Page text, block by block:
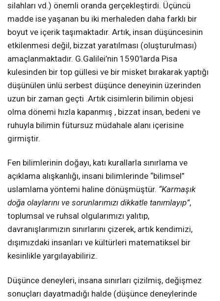
silahları vd.) önemli oranda gerçekleştirdi. Üçüncü
madde ise yaşanan bu iki merhaleden daha farklı bir
boyut ve içerik taşımaktadır. Artık, insan düşüncesinin
etkilenmesi değil, bizzat yaratılması (oluşturulması)
amaçlanmaktadır. G.Galilei’nin 1590’larda Pisa
kulesinden bir top güllesi ve bir misket bırakarak yaptığı
düşünülen ünlü serbest düşünce deneyinin üzerinden
uzun bir zaman geçti .Artık cisimlerin bilimin objesi
olma dönemi hızla kapanmış , bizzat insan, bedeni ve
ruhuyla bilimin fütursuz müdahale alanı içerisine
girmiştir.
Fen bilimlerinin doğayı, katı kurallarla sınırlama ve
açıklama alışkanlığı, insani bilimlerinde “bilimsel”
uslamlama yöntemi haline dönüşmüştür. “Karmaşık
doğa olaylarını ve sorunlarımızı dikkatle tanımlayıp”,
toplumsal ve ruhsal olgularımızı yalıtıp,
davranışlarımızın sınırlarını çizerek, artık kendimizi,
dışımızdaki insanları ve kültürleri matematiksel bir
kesinlikle yargılayabiliriz.
Düşünce deneyleri, insana sınırları çizilmiş, değişmez
sonuçları dayatmadığı halde (düşünce deneylerinde